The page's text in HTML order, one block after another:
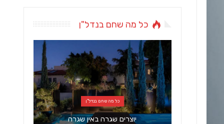
כל מה שחם בנדל"ן
כל מה שחם בנדל"ן
יוצרים שגרה באין שגרה